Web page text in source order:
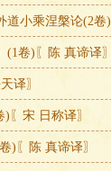
道小乘涅槃论(2
(1卷)〖陈 真谛译
译〗
〖宋 日称译〗
)〖陈 真谛译〗